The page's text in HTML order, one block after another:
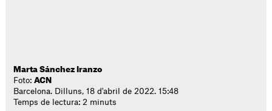
Marta Sánchez Iranzo
Foto:ACN
Barcelona. Dilluns, 18 d'abril de 2022. 15:48
Temps de lectura: 2 minuts